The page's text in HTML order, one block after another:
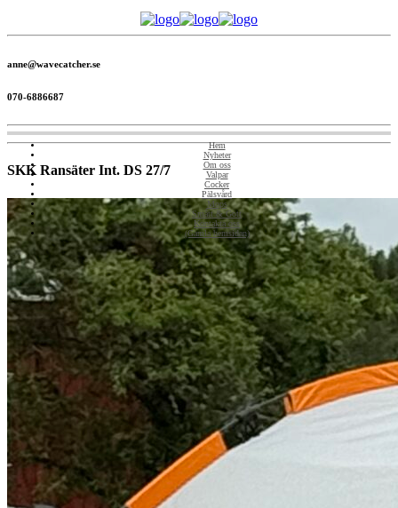
anne@wavecatcher.se
070-6886687
Hem
Nyheter
Om oss
Valpar
Cocker
Pälsvård
Mops
Smått & Gott
Kontakta oss
(Gamla hemsidan)
SKK Ransäter Int. DS 27/7